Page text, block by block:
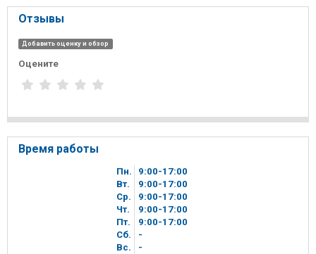
Отзывы
Добавить оценку и обзор
Оцените
Время работы
Пн. 9 00-17 00
Вт.
9 00-17 00
Ср.
9 00-17 00
Чт.
9 00-17 00
Пт.
9 00-17 00
Сб.
-
Вc.
-